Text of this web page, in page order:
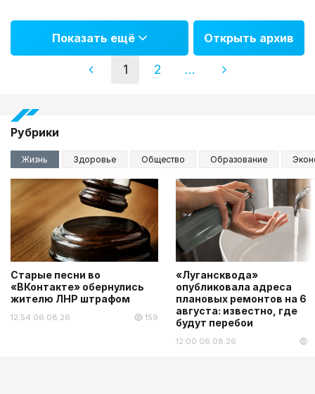
Показать ещё Открыть архив
1 2 ...
Рубрики
Жизнь Здоровье Общество Образование
Старые песни во
«ВКонтакте» обернулись
жителю ЛНР штрафом
12:54 06.08.26 159
«Лугансквода»
опубликовала адреса
плановых ремонтов на 6
августа: известно, где
будут перебои
12:00 06.08.26